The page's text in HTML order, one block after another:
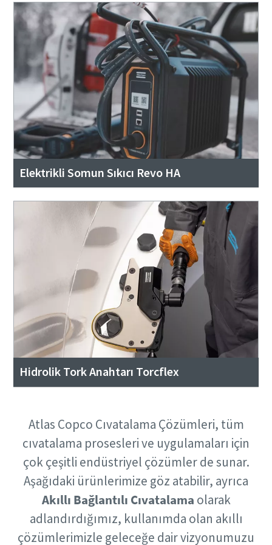
Elektrikli Somun Sıkıcı Revo HA
Hidrolik Tork Anahtarı Torcflex
Atlas Copco Cıvatalama Çözümleri, tüm
cıvatalama prosesleri ve uygulamaları için
çok çeşitli endüstriyel çözümler de sunar.
Aşağıdaki ürünlerimize göz atabilir, ayrıca
Akıllı Bağlantılı Cıvatalama olarak
adlandırdığımız, kullanımda olan akıllı
çözümlerimizle geleceğe dair vizyonumuzu